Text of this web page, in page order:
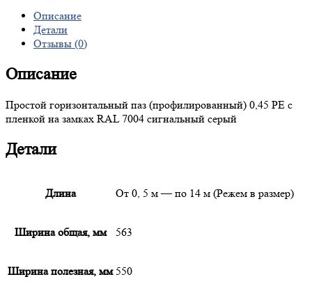
Описание
Детали
Отзывы (0)
Описание
Простой горизонтальный паз (профилированный) 0,45 PE с
пленкой на замках RAL 7004 сигнальный серый
Детали
Длина От 0, 5 м — по 14 м (Режем в размер)
Ширина общая, мм 563
Ширина полезная, мм 550